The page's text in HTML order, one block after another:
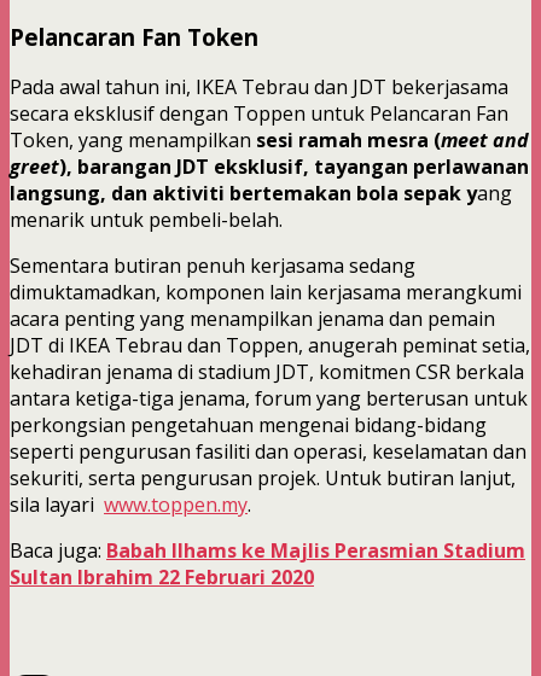
Pelancaran Fan Token
Pada awal tahun ini, IKEA Tebrau dan JDT bekerjasama
secara eksklusif dengan Toppen untuk Pelancaran Fan
Token, yang menampilkan sesi ramah mesra (meet and
greet), barangan JDT eksklusif, tayangan perlawanan
langsung, dan aktiviti bertemakan bola sepak yang
menarik untuk pembeli-belah.
Sementara butiran penuh kerjasama sedang
dimuktamadkan, komponen lain kerjasama merangkumi
acara penting yang menampilkan jenama dan pemain
JDT di IKEA Tebrau dan Toppen, anugerah peminat setia,
kehadiran jenama di stadium JDT, komitmen CSR berkala
antara ketiga-tiga jenama, forum yang berterusan untuk
perkongsian pengetahuan mengenai bidang-bidang
seperti pengurusan fasiliti dan operasi, keselamatan dan
sekuriti, serta pengurusan projek. Untuk butiran lanjut,
sila layari www.toppen.my.
Baca juga: Babah Ilhams ke Majlis Perasmian Stadium
Sultan Ibrahim 22 Februari 2020